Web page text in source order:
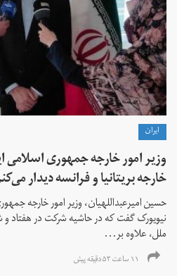
ايران
وزیر امور خارجه جمهوری اسلامی
خارجه بریتانیا و فرانسه دیدار
حسین امیرعبداللهیان، وزیر امور خارجه
نیویورک گفت که در حاشیه شرکت در
ملل، علاوه بر...
۱۱ ساعت ۵۳ دقیقه پیش